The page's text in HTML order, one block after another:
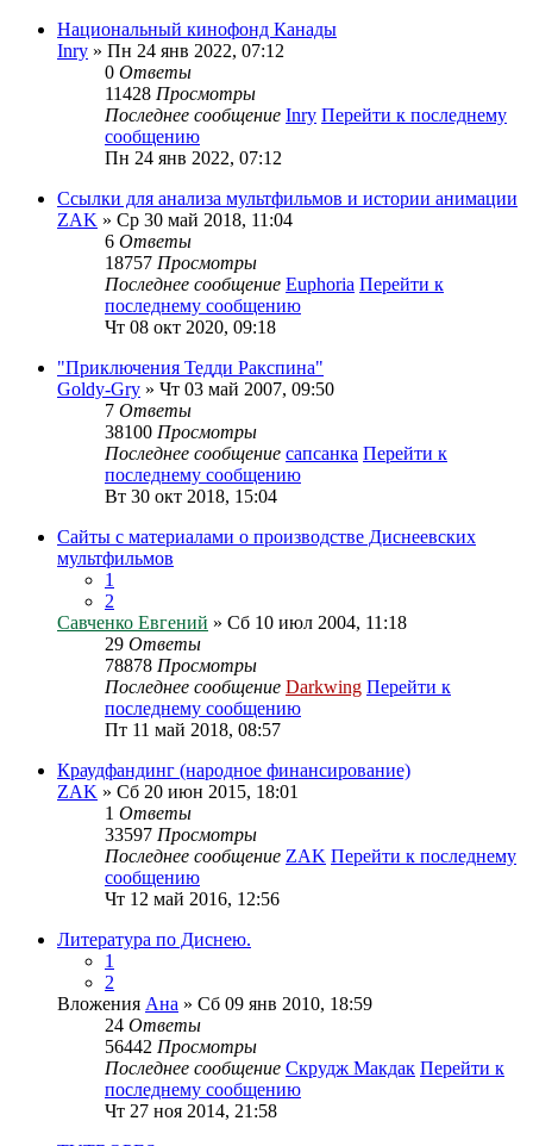
Национальный кинофонд Канады
Inry » Пн 24 янв 2022, 07:12
0 Ответы
11428 Просмотры
Последнее сообщение Inry Перейти к последнему
сообщению
Пн 24 янв 2022, 07:12
Ссылки для анализа мультфильмов и истории анимации
ZAK » Ср 30 май 2018, 11:04
6 Ответы
18757 Просмотры
Последнее сообщение Euphoria Перейти к
последнему сообщению
Чт 08 окт 2020, 09:18
"Приключения Тедди Ракспина"
Goldy-Gry » Чт 03 май 2007, 09:50
7 Ответы
38100 Просмотры
Последнее сообщение сапсанка Перейти к
последнему сообщению
Вт 30 окт 2018, 15:04
Сайты с материалами о производстве Диснеевских
мультфильмов
1
2
Савченко Евгений » Сб 10 июл 2004, 11:18
29 Ответы
78878 Просмотры
Последнее сообщение Darkwing Перейти к
последнему сообщению
Пт 11 май 2018, 08:57
Краудфандинг (народное финансирование)
ZAK » Сб 20 июн 2015, 18:01
1 Ответы
33597 Просмотры
Последнее сообщение ZAK Перейти к последнему
сообщению
Чт 12 май 2016, 12:56
Литература по Диснею.
1
2
Вложения Ана » Сб 09 янв 2010, 18:59
24 Ответы
56442 Просмотры
Последнее сообщение Скрудж Макдак Перейти к
последнему сообщению
Чт 27 ноя 2014, 21:58